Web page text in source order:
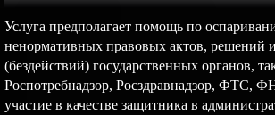
Услуга предполагает помощь по
ненормативных правовых актов, решений
(бездействий) государственных органов,
Роспотребнадзор, Росздравнадзор, ФТС,
участие в качестве защитника в